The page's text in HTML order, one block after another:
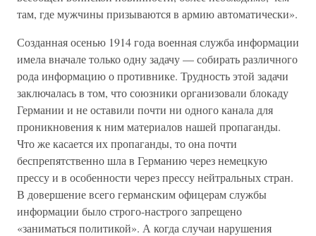
там, где мужчины призываются в армию автоматически».
Созданная осенью 1914 года военная служба информации
имела вначале только одну задачу — собирать различного
рода информацию о противнике. Трудность этой задачи
заключалась в том, что союзники организовали блокаду
Германии и не оставили почти ни одного канала для
проникновения к ним материалов нашей пропаганды.
Что же касается их пропаганды, то она почти
беспрепятственно шла в Германию через немецкую
прессу и в особенности через прессу нейтральных стран.
В довершение всего германским офицерам службы
информации было строго-настрого запрещено
«заниматься политикой». А когда случаи нарушения